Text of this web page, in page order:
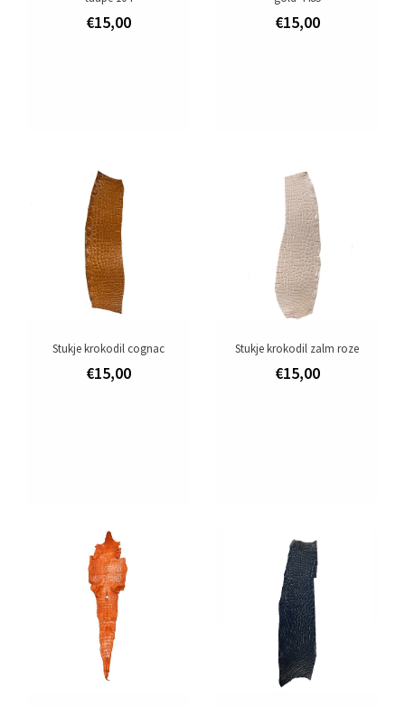
€15,00 €15,00
Stukje krokodil cognac
€15,00
Stukje krokodil zalm roze
€15,00